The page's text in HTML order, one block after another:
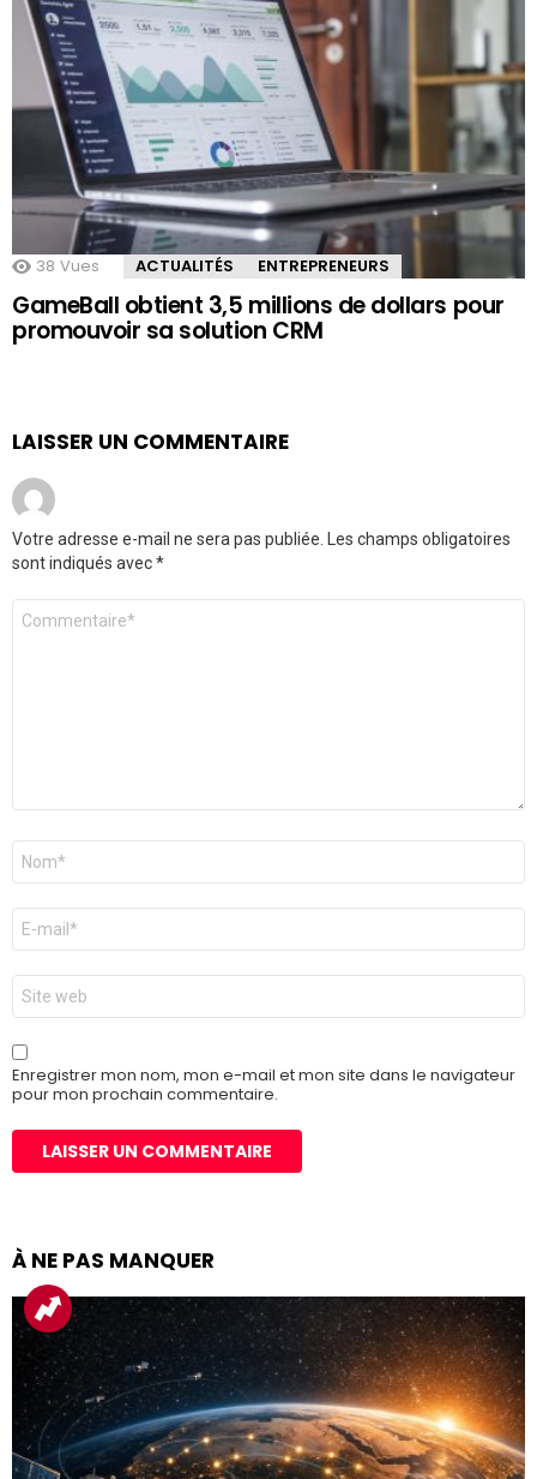
38 Vues ACTUALITÉS ENTREPRENEURS
GameBall obtient 3,5 millions de dollars pour
promouvoir sa solution CRM
LAISSER UN COMMENTAIRE
Votre adresse e-mail ne sera pas publiée.
Les champs obligatoires
sont indiqués avec*
Commentaire
Nom
E-
mail
*
Site
web
Enregistrer mon nom, mon e-mail et mon site dans le navigateur
pour mon prochain commentaire.
À NE PAS MANQUER